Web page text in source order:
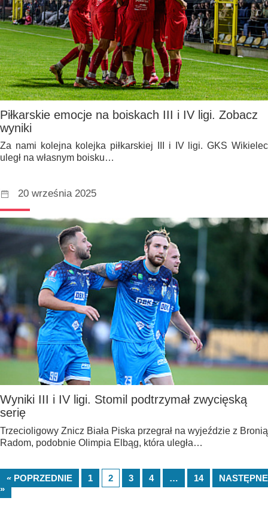
Piłkarskie emocje na boiskach III i IV ligi. Zobacz
wyniki
Za nami kolejna kolejka piłkarskiej III i IV ligi. GKS Wikielec
uległ na własnym boisku…
20 września 2025
Wyniki III i IV ligi. Stomil podtrzymał zwycięską
serię
Trzecioligowy Znicz Biała Piska przegrał na wyjeździe z Bronią
Radom, podobnie Olimpia Elbąg, która uległa…
« POPRZEDNIE 1 2 3 4 … 14
NASTĘPNE
»